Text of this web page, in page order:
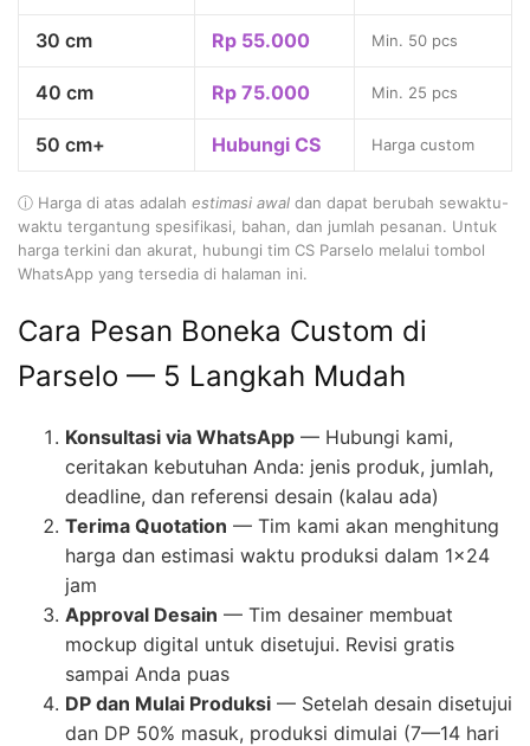
30 cm Rp 55.000 Min. 50 pcs
40 cm Rp 75.000 Min. 25 pcs
50 cm+ Hubungi CS Harga custom
ⓘ Harga di atas adalah estimasi awal dan dapat berubah sewaktu-
waktu tergantung spesifikasi, bahan, dan jumlah pesanan. Untuk
harga terkini dan akurat, hubungi tim CS Parselo melalui tombol
WhatsApp yang tersedia di halaman ini.
Cara Pesan Boneka Custom di
Parselo — 5 Langkah Mudah
Konsultasi via WhatsApp — Hubungi kami,
ceritakan kebutuhan Anda: jenis produk, jumlah,
deadline, dan referensi desain (kalau ada)
Terima Quotation — Tim kami akan menghitung
harga dan estimasi waktu produksi dalam 1×24
jam
Approval Desain — Tim desainer membuat
mockup digital untuk disetujui. Revisi gratis
sampai Anda puas
DP dan Mulai Produksi — Setelah desain disetujui
dan DP 50% masuk, produksi dimulai (7—14 hari